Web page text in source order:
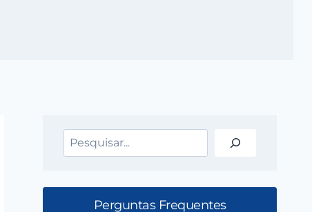
Pesquisar
Perguntas Frequentes